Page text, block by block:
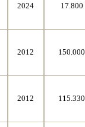
2024 17.800
2012 150.000
2012 115.330